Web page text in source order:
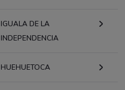
IGUALA DE LA
INDEPENDENCIA
HUEHUETOCA